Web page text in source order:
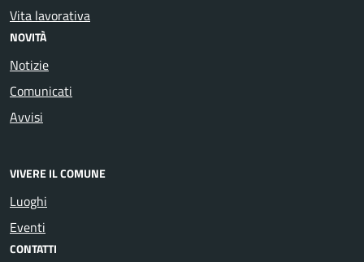
Vita lavorativa
NOVITÀ
Notizie
Comunicati
Avvisi
VIVERE IL COMUNE
Luoghi
Eventi
CONTATTI